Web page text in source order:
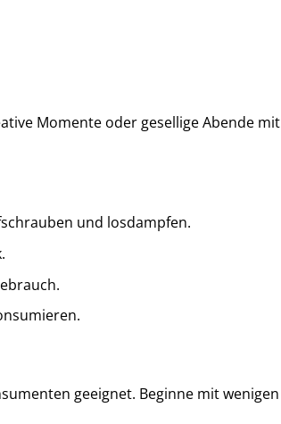
Momente oder gesellige Abende mit
und losdampfen.
geeignet. Beginne mit wenigen